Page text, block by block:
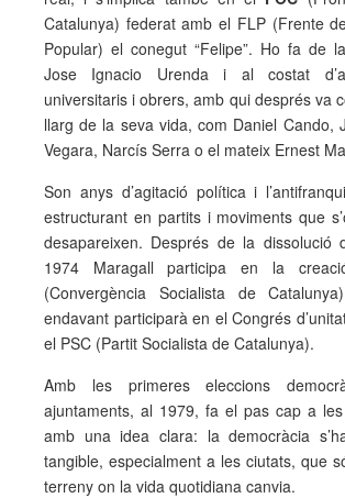
Catalunya) federat amb el FLP (Frente
Popular) el conegut “Felipe”. Ho fa de
Jose Ignacio Urenda i al costat
universitaris i obrers, amb qui després va
llarg de la seva vida, com Daniel Cando,
Vegara, Narcís Serra o el mateix Ernest
Son anys d’agitació política i
estructurant en partits i moviments que
desapareixen. Després de la dissolució
1974 Maragall participa en la
(Convergència Socialista de
endavant participarà en el Congrés
el PSC (Partit Socialista de Catalunya).
Amb les primeres eleccions
ajuntaments, al 1979, fa el pas cap a
amb una idea clara: la democràcia
tangible, especialment a les ciutats, que
terreny on la vida quotidiana canvia.